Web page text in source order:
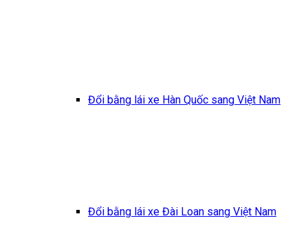
Đổi bằng lái xe Hàn Quốc sang Việt Nam
Đổi bằng lái xe Đài Loan sang Việt Nam